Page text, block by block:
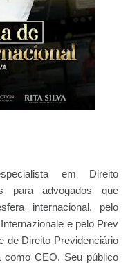
em Direito
para advogados que
internacional, pelo
e pelo Prev
de Direito Previdenciário
como CEO. Seu público